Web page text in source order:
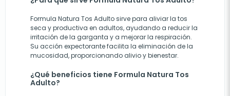
Formula Natura Tos Adulto sirve para aliviar la tos
seca y productiva en adultos, ayudando a reducir la
irritación de la garganta y a mejorar la respiración.
Su acción expectorante facilita la eliminación de la
mucosidad, proporcionando alivio y bienestar.
¿Qué beneficios tiene Formula Natura Tos
Adulto?